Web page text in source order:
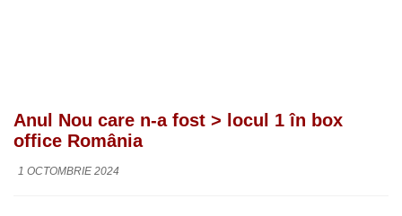
Anul Nou care n-a fost > locul 1 în box
office România
1 OCTOMBRIE 2024